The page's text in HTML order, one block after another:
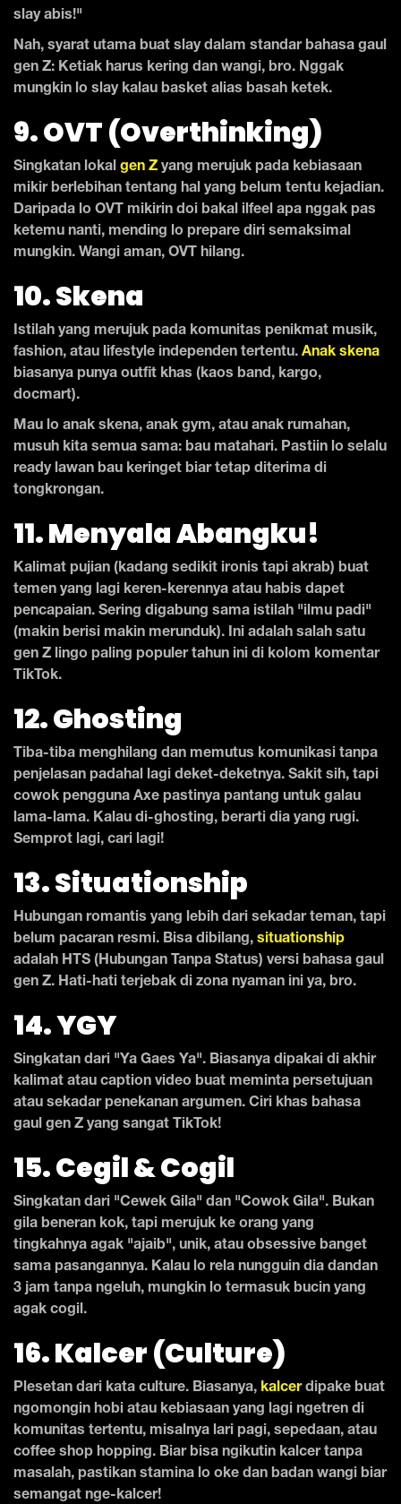
slay abis!"
Nah, syarat utama buat slay dalam standar bahasa gaul
gen Z: Ketiak harus kering dan wangi, bro. Nggak
mungkin lo slay kalau basket alias basah ketek.
9. OVT (Overthinking)
Singkatan lokal gen Z yang merujuk pada kebiasaan
mikir berlebihan tentang hal yang belum tentu kejadian.
Daripada lo OVT mikirin doi bakal ilfeel apa nggak pas
ketemu nanti, mending lo prepare diri semaksimal
mungkin. Wangi aman, OVT hilang.
10. Skena
Istilah yang merujuk pada komunitas penikmat musik,
fashion, atau lifestyle independen tertentu. Anak skena
biasanya punya outfit khas (kaos band, kargo,
docmart).
Mau lo anak skena, anak gym, atau anak rumahan,
musuh kita semua sama: bau matahari. Pastiin lo selalu
ready lawan bau keringet biar tetap diterima di
tongkrongan.
11. Menyala Abangku!
Kalimat pujian (kadang sedikit ironis tapi akrab) buat
temen yang lagi keren-kerennya atau habis dapet
pencapaian. Sering digabung sama istilah "ilmu padi"
(makin berisi makin merunduk). Ini adalah salah satu
gen Z lingo paling populer tahun ini di kolom komentar
TikTok.
12. Ghosting
Tiba-tiba menghilang dan memutus komunikasi tanpa
penjelasan padahal lagi deket-deketnya. Sakit sih, tapi
cowok pengguna Axe pastinya pantang untuk galau
lama-lama. Kalau di-ghosting, berarti dia yang rugi.
Semprot lagi, cari lagi!
13. Situationship
Hubungan romantis yang lebih dari sekadar teman, tapi
belum pacaran resmi. Bisa dibilang, situationship
adalah HTS (Hubungan Tanpa Status) versi bahasa gaul
gen Z. Hati-hati terjebak di zona nyaman ini ya, bro.
14. YGY
Singkatan dari "Ya Gaes Ya". Biasanya dipakai di akhir
kalimat atau caption video buat meminta persetujuan
atau sekadar penekanan argumen. Ciri khas bahasa
gaul gen Z yang sangat TikTok!
15. Cegil & Cogil
Singkatan dari "Cewek Gila" dan "Cowok Gila". Bukan
gila beneran kok, tapi merujuk ke orang yang
tingkahnya agak "ajaib", unik, atau obsessive banget
sama pasangannya. Kalau lo rela nungguin dia dandan
3 jam tanpa ngeluh, mungkin lo termasuk bucin yang
agak cogil.
16. Kalcer (Culture)
Plesetan dari kata culture. Biasanya, kalcerdipake buat
ngomongin hobi atau kebiasaan yang lagi ngetren di
komunitas tertentu, misalnya lari pagi, sepedaan, atau
coffee shop hopping. Biar bisa ngikutin kalcer tanpa
masalah, pastikan stamina lo oke dan badan wangi biar
semangat nge-kalcer!